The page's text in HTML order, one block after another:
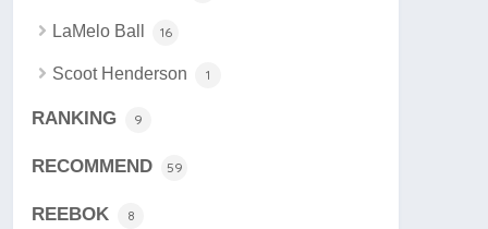
LaMelo Ball 16
Scoot Henderson 1
RANKING 9
RECOMMEND 59
REEBOK 8